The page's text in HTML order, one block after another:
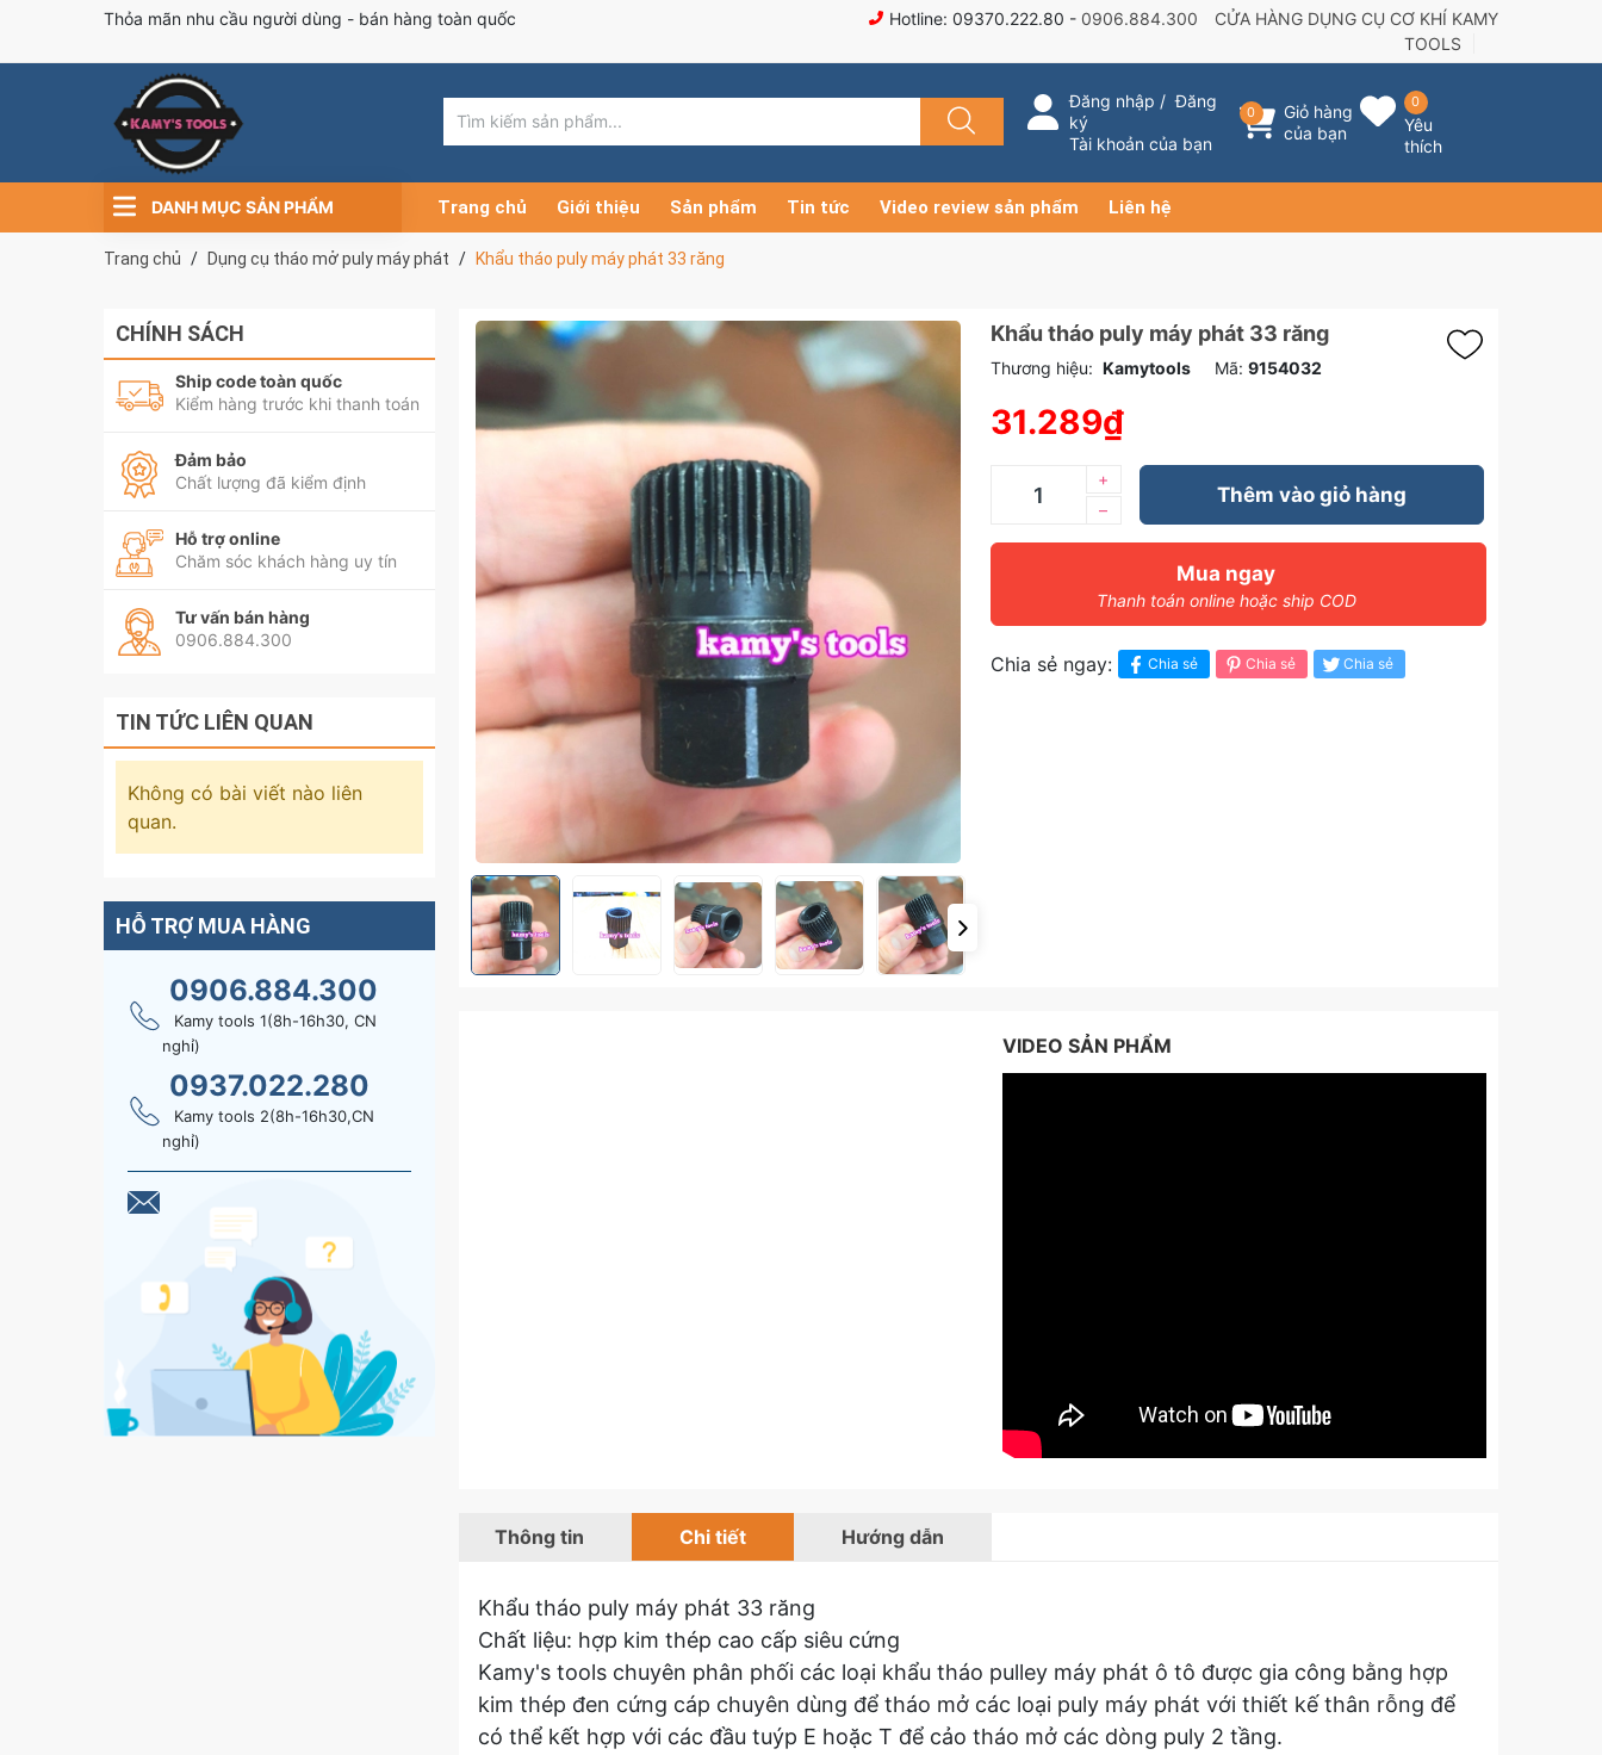
Thỏa mãn nhu cầu người dùng - bán hàng toàn quốc Hotline: 09370.222.80 - 0906.884.300
CỬA HÀNG DỤNG CỤ CƠ KHÍ KAMY
TOOLS
Đăng nhập /Đăng
ký
Tài khoản của bạn
0
Giỏ hàng
của bạn
0
Yêu
thích
DANH MỤC SẢN PHẨM Trang chủ Giới thiệu Sản phẩm Tin tức Video review sản phẩm Liên hệ
Trang chủ Dụng cụ tháo mở puly máy phát Khẩu tháo puly máy phát 33 răng
Khẩu tháo puly máy phát 33 răng
Thương hiệu: Kamytools Mã: 9154032
31.289₫
–
+
Thêm vào giỏ hàng
Mua ngay
Thanh toán online hoặc ship COD
Chia sẻ ngay: Chia sẻ Chia sẻ Chia sẻ
VIDEO SẢN PHẨM
Thông tin Chi tiết Hướng dẫn
Khẩu tháo puly máy phát 33 răng
Chất liệu: hợp kim thép cao cấp siêu cứng
Kamy's tools chuyên phân phối các loại khẩu tháo pulley máy phát ô tô được gia công bằng hợp
kim thép đen cứng cáp chuyên dùng để tháo mở các loại puly máy phát với thiết kế thân rỗng để
có thể kết hợp với các đầu tuýp E hoặc T để cảo tháo mở các dòng puly 2 tầng.
CHÍNH SÁCH
Ship code toàn quốc
Kiểm hàng trước khi thanh toán
Đảm bảo
Chất lượng đã kiểm định
Hỗ trợ online
Chăm sóc khách hàng uy tín
Tư vấn bán hàng
0906.884.300
TIN TỨC LIÊN QUAN
Không có bài viết nào liên
quan.
HỖ TRỢ MUA HÀNG
0906.884.300
Kamy tools 1(8h-16h30, CN
nghỉ)
0937.022.280
Kamy tools 2(8h-16h30,CN
nghỉ)